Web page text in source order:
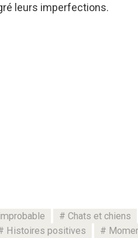
leurs imperfections.
Chats et chiens
Histoires positives